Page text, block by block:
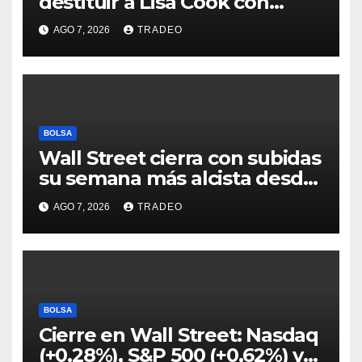
acusaciones de fraude
hipotecario
AGO 7, 2026 TRADEO
BOLSA
Wall Street cierra con subidas
su semana más alcista desde
abril
AGO 7, 2026 TRADEO
BOLSA
Cierre en Wall Street: Nasdaq
(+0,28%), S&P 500 (+0,62%) y